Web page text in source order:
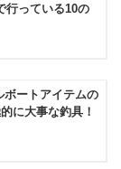
行っている10の
ボートアイテムの
に大事な釣具！